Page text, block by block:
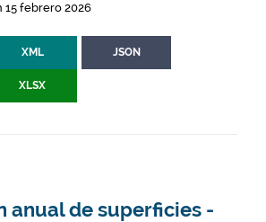
15 febrero 2026
XML JSON
XLSX
anual de superficies -